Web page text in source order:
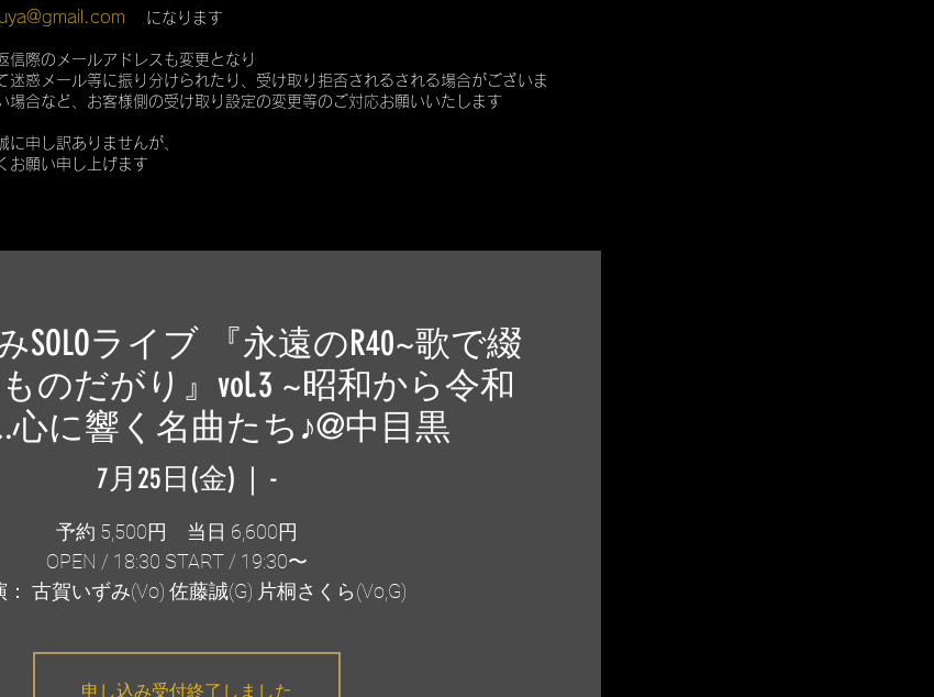
になります
信際のメールアドレスも変更となり
迷惑メール等に振り分けられたり、受け取り拒否されるされる場合がございま
場合など、お客様側の受け取り設定の変更等のご対応お願いいたします
申し訳ありませんが、
お願い申し上げます
SOLOライブ 『永遠のR40~歌で綴
のだがり』vol.3 ~昭和から令和
心に響く名曲たち♪@中目黒
7月25日(金)
  |
-
予約 5,500円 当日 6,600円
OPEN / 18:30 START / 19:30〜
： 古賀いずみ(Vo) 佐藤誠(G) 片桐さくら(Vo,G)
申し込み受付終了しました